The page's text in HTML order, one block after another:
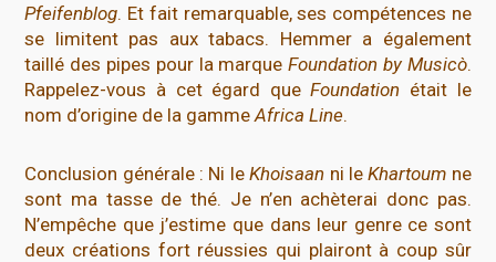
Pfeifenblog. Et fait remarquable, ses compétences ne
se limitent pas aux tabacs. Hemmer a également
taillé des pipes pour la marqueFoundation by Musicò.
Rappelez-vous à cet égard queFoundation était le
nom d’origine de la gammeAfrica Line.
Conclusion générale : Ni leKhoisaan ni leKhartoum ne
sont ma tasse de thé. Je n’en achèterai donc pas.
N’empêche que j’estime que dans leur genre ce sont
deux créations fort réussies qui plairont à coup sûr